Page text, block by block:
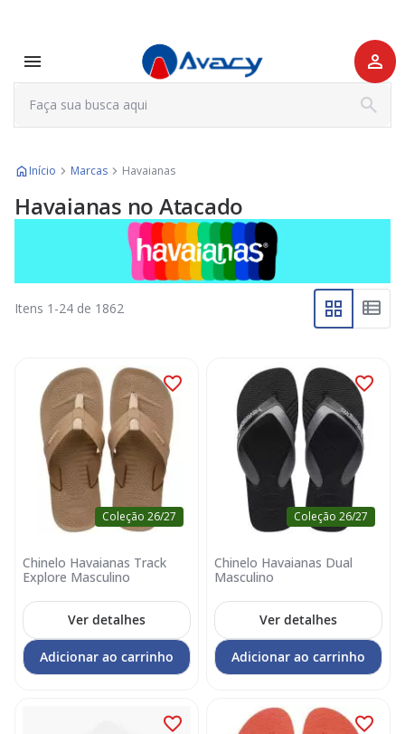
Início Marcas Havaianas
Havaianas no Atacado
Itens 1 -24 de 1862
Coleção 26/27
Chinelo Havaianas Track
Explore Masculino
Ver detalhes
Adicionar ao carrinho
Coleção 26/27
Chinelo Havaianas Dual
Masculino
Ver detalhes
Adicionar ao carrinho